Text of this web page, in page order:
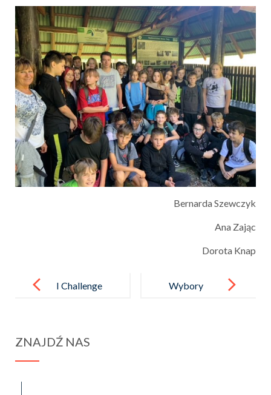
Bernarda Szewczyk
Ana Zając
Dorota Knap
navigationI Challenge
Wybory
ZNAJDŹ NAS